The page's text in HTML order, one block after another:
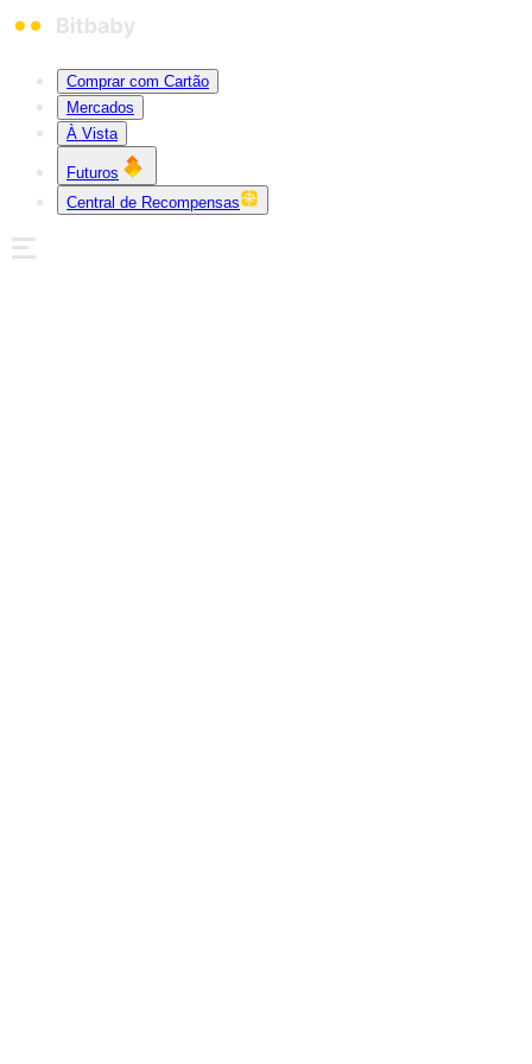
Comprar com Cartão
Mercados
À Vista
Futuros
Central de Recompensas